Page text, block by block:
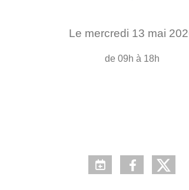
Le mercredi 13 mai
de 09h à 18h